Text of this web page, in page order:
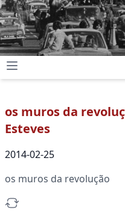
os muros da
Esteves
2014-02-25
os muros da revolução